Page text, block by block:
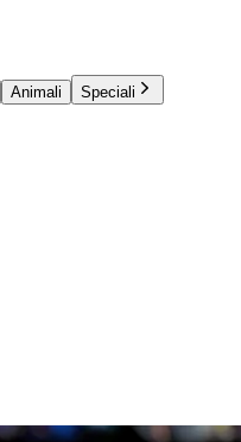
Animali
Speciali